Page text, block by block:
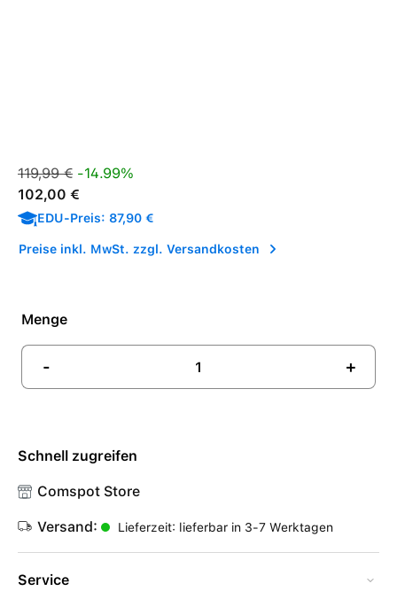
Verkaufspreis:
Regulärer Preis:
119,99 € -14.99%
102,00 €
EDU-Preis: 87,90 €
Preise inkl. MwSt. zzgl. Versandkosten
Menge
- +
Schnell zugreifen
Comspot Store
Versand: Lieferzeit: lieferbar in 3-7 Werktagen
Service